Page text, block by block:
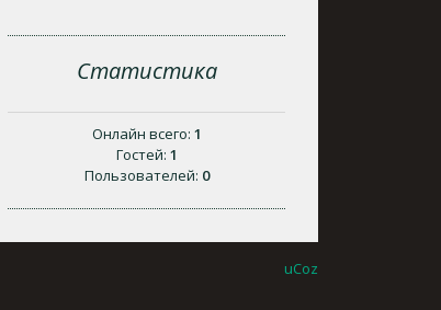
Статистика
Онлайн всего: 1
Гостей: 1
Пользователей: 0
uCoz